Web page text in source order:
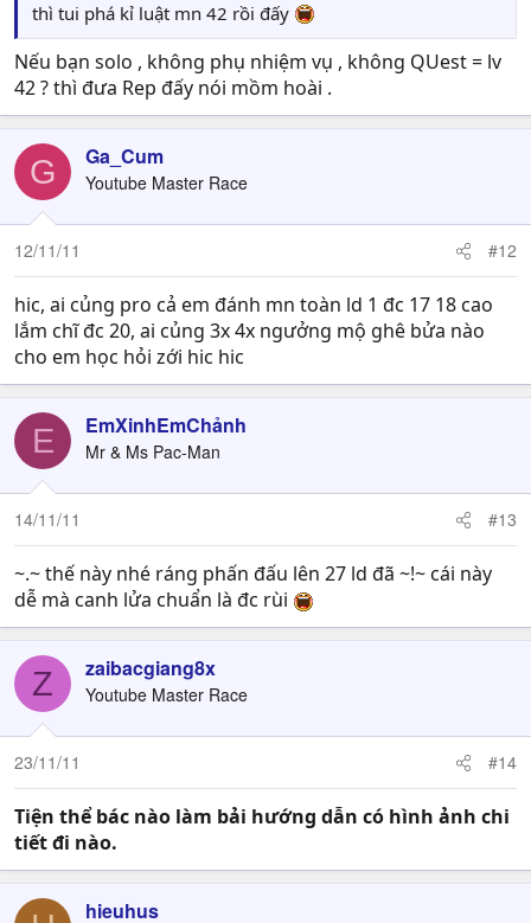
thì tui phá kỉ luật mn 42 rồi đấy
Nếu bạn solo , không phụ nhiệm vụ , không QUest = lv
42 ? thì đưa Rep đấy nói mồm hoài .
G Ga_Cum
Youtube Master Race
12/11/11 #12
hic, ai củng pro cả em đánh mn toàn ld 1 đc 17 18 cao
lắm chĩ đc 20, ai củng 3x 4x ngưởng mộ ghê bửa nào
cho em học hỏi zới hic hic
E EmXinhEmChảnh
Mr & Ms Pac-Man
14/11/11 #13
~.~ thế này nhé ráng phấn đấu lên 27 ld đã ~!~ cái này
dễ mà canh lửa chuẩn là đc rùi
Z zaibacgiang8x
Youtube Master Race
23/11/11 #14
Tiện thể bác nào làm bải hướng dẫn có hình ảnh chi
tiết đi nào.
hieuhus